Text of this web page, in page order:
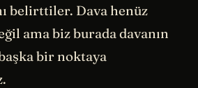
belirttiler. Dava henüz
ama biz burada davanın
bir noktaya